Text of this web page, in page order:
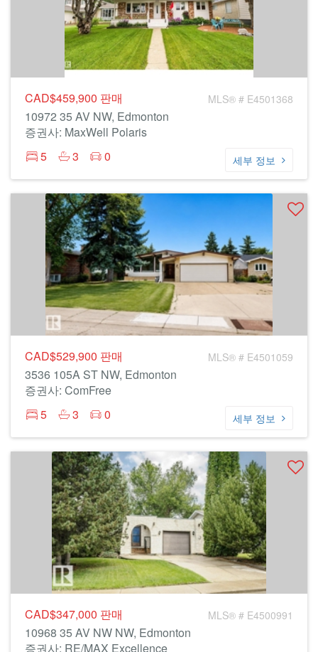
CAD$459,900 판매 MLS® # E4501368
10972 35 AV NW, Edmonton
증권사: MaxWell Polaris
5
3 0 세부 정보
CAD$529,900 판매 MLS® # E4501059
3536 105A ST NW, Edmonton
증권사: ComFree
5
3 0 세부 정보
CAD$347,000 판매 MLS® # E4500991
10968 35 AV NW NW, Edmonton
증권사: RE/MAX Excellence